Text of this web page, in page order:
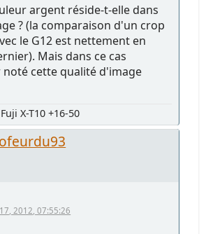
argent réside-t-elle dans
? (la comparaison d'un crop
le G12 est nettement en
Mais dans ce cas
cette qualité d'image
X-T10 +16-50
2012, 07:55:26